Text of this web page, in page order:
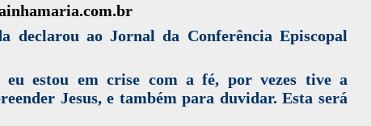
declarou ao Jornal da Conferência Episcopal
eu estou em crise com a fé, por vezes tive a
Jesus, e também para duvidar. Esta será